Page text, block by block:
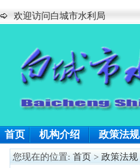
欢迎访问白城市水利局
首页 机构介绍 政策法规
您现在的位置: 首页 > 政策法规